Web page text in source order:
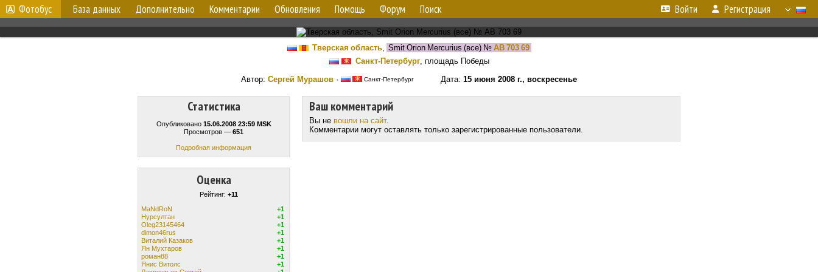
Фотобус База данных Дополнительно Комментарии Обновления Помощь Форум Поиск Войти Регистрация
Тверская область, Smit Orion Mercurius (все)№ АВ 703 69
Санкт-Петербург, площадь Победы
Автор: Сергей Мурашов · Санкт-Петербург Дата: 15 июня 2008 г., воскресенье
Статистика
Опубликовано 15.06.2008 23:59 MSK
Просмотров — 651
Подробная информация
Оценка
Рейтинг: +11
MaNdRoN
+1
Нурсултан
+1
Oleg23145464
+1
dimon46rus
+1
Виталий Казаков
+1
Ян Мухтаров
+1
роман88
+1
Янис Витолс
+1
Ваш комментарий
Вы не вошли на сайт.
Комментарии могут оставлять только зарегистрированные пользователи.